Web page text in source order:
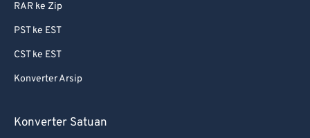
RAR ke Zip
PST ke EST
CST ke EST
Konverter Arsip
Konverter Satuan